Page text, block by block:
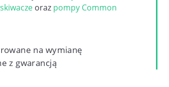
oraz pompy Common
na wymianę
z gwarancją